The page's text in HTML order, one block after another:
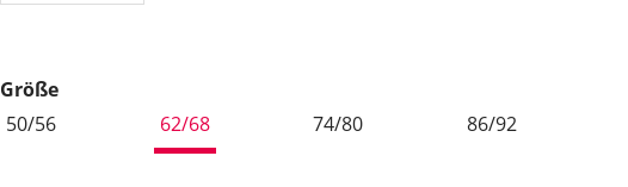
Größeauswählen
50/56
62/68 74/80 86/92